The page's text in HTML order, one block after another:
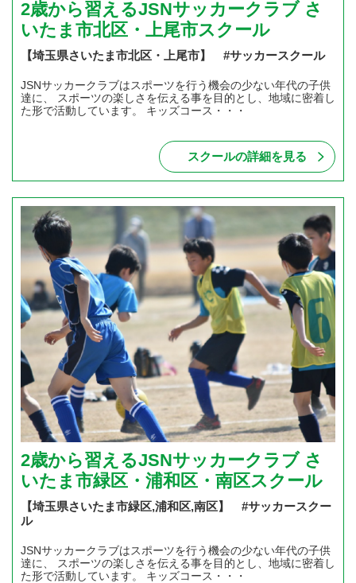
2歳から習えるJSNサッカークラブ さ
いたま市北区・上尾市スクール
【埼玉県さいたま市北区・上尾市】 #サッカースクール
JSNサッカークラブはスポーツを行う機会の少ない年代の子供
達に、 スポーツの楽しさを伝える事を目的とし、地域に密着し
た形で活動しています。 キッズコース・・・
スクールの詳細を見る
2歳から習えるJSNサッカークラブ さ
いたま市緑区・浦和区・南区スクール
【埼玉県さいたま市緑区,浦和区,南区】 #サッカースクー
ル
JSNサッカークラブはスポーツを行う機会の少ない年代の子供
達に、 スポーツの楽しさを伝える事を目的とし、地域に密着し
た形で活動しています。 キッズコース・・・